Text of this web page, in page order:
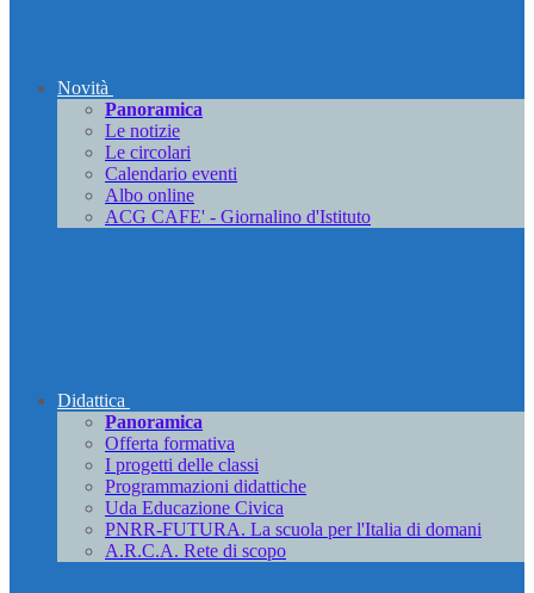
Novità
Panoramica
Le notizie
Le circolari
Calendario eventi
Albo online
ACG CAFE' - Giornalino d'Istituto
Didattica
Panoramica
Offerta formativa
I progetti delle classi
Programmazioni didattiche
Uda Educazione Civica
PNRR-FUTURA. La scuola per l'Italia di domani
A.R.C.A. Rete di scopo